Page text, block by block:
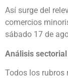
Así surge del
comercios
sábado 17 de
Análisis sectorial
Todos los rubros